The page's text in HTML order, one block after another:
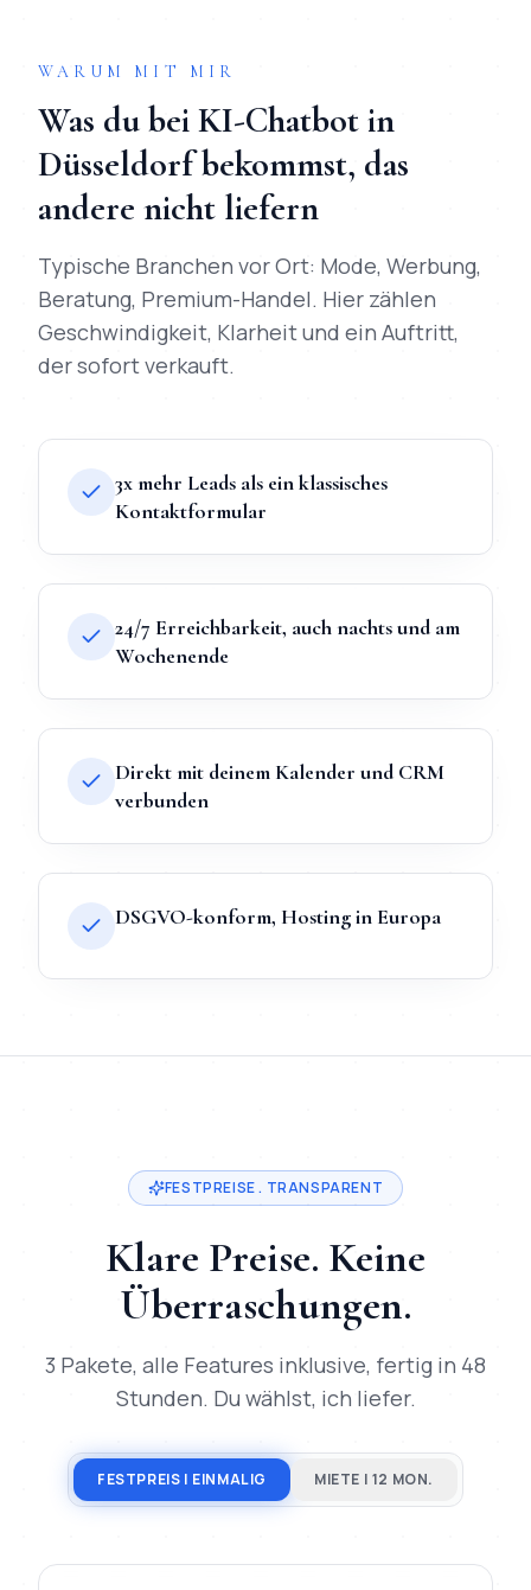
WARUM MIT MIR
Was du beiKI-Chatbotin
Düsseldorfbekommst, das
andere nicht liefern
Typische Branchen vor Ort: Mode, Werbung,
Beratung, Premium-Handel. Hier zählen
Geschwindigkeit, Klarheit und ein Auftritt,
der sofort verkauft.
3x mehr Leads als ein klassisches
Kontaktformular
24/7 Erreichbarkeit, auch nachts und am
Wochenende
Direkt mit deinem Kalender und CRM
verbunden
DSGVO-konform, Hosting in Europa
FESTPREISE . TRANSPARENT
Klare Preise. Keine
Überraschungen.
3 Pakete, alle Features inklusive, fertig in 48
Stunden. Du wählst, ich liefer.
FESTPREIS | EINMALIG MIETE | 12 MON.